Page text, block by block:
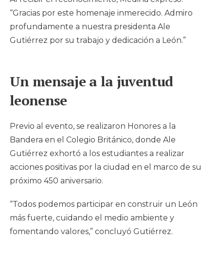
“Gracias por este homenaje inmerecido. Admiro
profundamente a nuestra presidenta Ale
Gutiérrez por su trabajo y dedicación a León.”
Un mensaje a la juventud
leonense
Previo al evento, se realizaron Honores a la
Bandera en el Colegio Británico, donde Ale
Gutiérrez exhortó a los estudiantes a realizar
acciones positivas por la ciudad en el marco de su
próximo 450 aniversario.
“Todos podemos participar en construir un León
más fuerte, cuidando el medio ambiente y
fomentando valores,” concluyó Gutiérrez.